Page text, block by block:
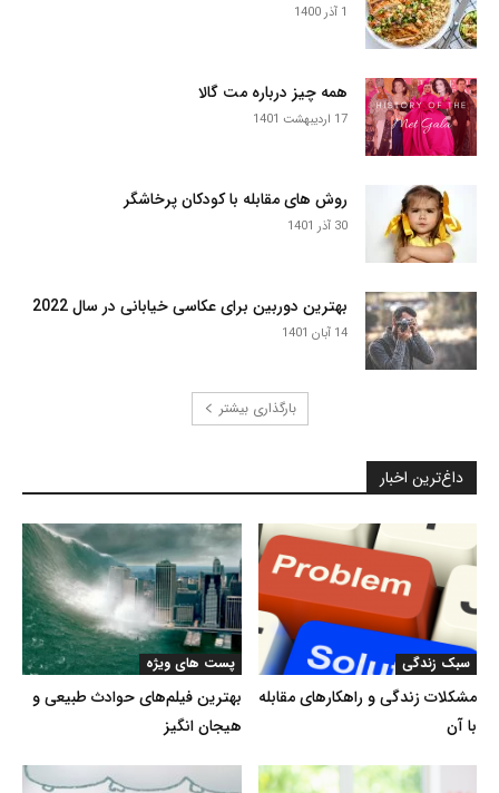
1 آذر 1400
همه چیز درباره مت گالا
17 اردیبهشت 1401
روش های مقابله با کودکان پرخاشگر
30 آذر 1401
بهترین دوربین برای عکاسی خیابانی در سال 2022
14 آبان 1401
بارگذاری بیشتر
داغ‌ترین اخبار
پست های ویژه
بهترین فیلم‌های حوادث طبیعی و
هیجان انگیز
سبک زندگی
مشکلات زندگی و راهکارهای مقابله
با آن